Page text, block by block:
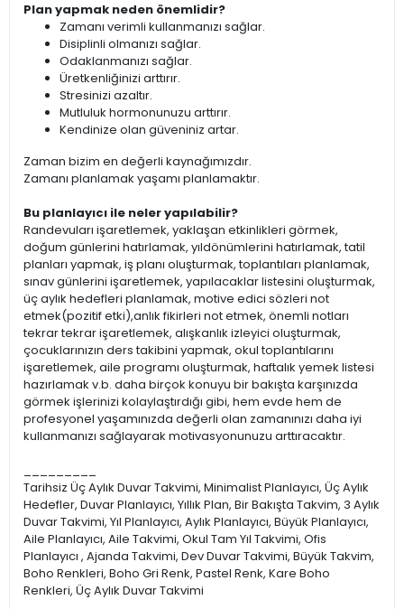
Plan yapmak neden önemlidir?
Zamanı verimli kullanmanızı sağlar.
Disiplinli olmanızı sağlar.
Odaklanmanızı sağlar.
Üretkenliğinizi arttırır.
Stresinizi azaltır.
Mutluluk hormonunuzu arttırır.
Kendinize olan güveniniz artar.
Zaman bizim en değerli kaynağımızdır.
Zamanı planlamak yaşamı planlamaktır.
Bu planlayıcı ile neler yapılabilir?
Randevuları işaretlemek, yaklaşan etkinlikleri görmek,
doğum günlerini hatırlamak, yıldönümlerini hatırlamak, tatil
planları yapmak, iş planı oluşturmak, toplantıları planlamak,
sınav günlerini işaretlemek, yapılacaklar listesini oluşturmak,
üç aylık hedefleri planlamak, motive edici sözleri not
etmek(pozitif etki),anlık fikirleri not etmek, önemli notları
tekrar tekrar işaretlemek, alışkanlık izleyici oluşturmak,
çocuklarınızın ders takibini yapmak, okul toplantılarını
işaretlemek, aile programı oluşturmak, haftalık yemek listesi
hazırlamak v.b. daha birçok konuyu bir bakışta karşınızda
görmek işlerinizi kolaylaştırdığı gibi, hem evde hem de
profesyonel yaşamınızda değerli olan zamanınızı daha iyi
kullanmanızı sağlayarak motivasyonunuzu arttıracaktır.
Tarihsiz Üç Aylık Duvar Takvimi, Minimalist Planlayıcı, Üç Aylık
Hedefler, Duvar Planlayıcı, Yıllık Plan, Bir Bakışta Takvim, 3 Aylık
Duvar Takvimi, Yıl Planlayıcı, Aylık Planlayıcı, Büyük Planlayıcı,
Aile Planlayıcı, Aile Takvimi, Okul Tam Yıl Takvimi, Ofis
Planlayıcı , Ajanda Takvimi, Dev Duvar Takvimi, Büyük Takvim,
Boho Renkleri, Boho Gri Renk, Pastel Renk, Kare Boho
Renkleri, Üç Aylık Duvar Takvimi